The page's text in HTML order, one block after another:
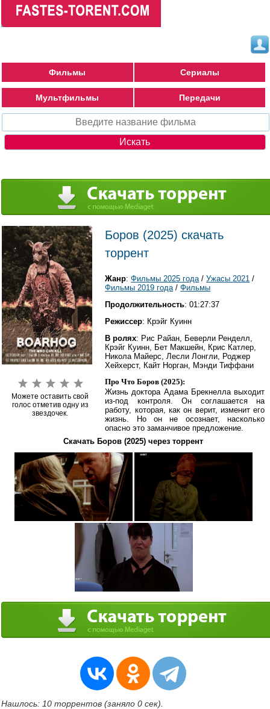
Фильмы Сериалы
Мультфильмы Передачи
Можете оставить свой
голос отметив одну из
звездочек.
Боров (2025) скачать
торрент
Жанр:Фильмы 2025 года/Ужасы 2021 /
Фильмы 2019 года/Фильмы
Продолжительность: 01:27:37
Режиссер: Крэйг Куинн
В ролях: Рис Райан, Беверли Ренделл,
Крэйг Куинн, Бет Макшейн, Крис Катлер,
Никола Майерс, Лесли Лонгли, Роджер
Хейхерст, Кайт Норган, Мэнди Тиффани
Про Что Боров (2025):
Жизнь доктора Адама Брекнелла выходит
из-под контроля. Он соглашается на
работу, которая, как он верит, изменит его
жизнь. Но он не осознает, насколько
опасно это заманчивое предложение.
Скачать Боров (2025) через торрент
Нашлось: 10 торрентов (заняло 0 сек).